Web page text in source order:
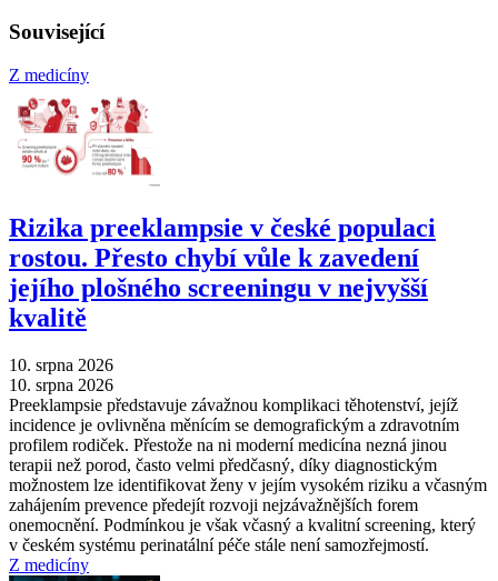
Související
Z medicíny
Rizika preeklampsie v české populaci
rostou. Přesto chybí vůle k zavedení
jejího plošného screeningu v nejvyšší
kvalitě
10. srpna 2026
10. srpna 2026
Preeklampsie představuje závažnou komplikaci těhotenství, jejíž
incidence je ovlivněna měnícím se demografickým a zdravotním
profilem rodiček. Přestože na ni moderní medicína nezná jinou
terapii než porod, často velmi předčasný, díky diagnostickým
možnostem lze identifikovat ženy v jejím vysokém riziku a včasným
zahájením prevence předejít rozvoji nejzávažnějších forem
onemocnění. Podmínkou je však včasný a kvalitní screening, který
v českém systému perinatální péče stále není samozřejmostí.
Z medicíny